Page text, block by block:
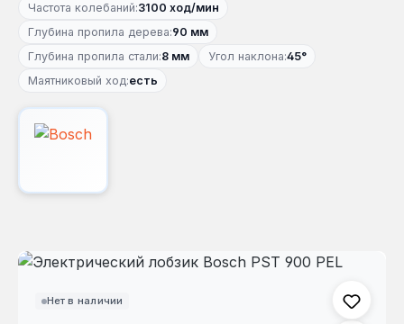
Частота колебаний:3100 ход/мин
Глубина пропила дерева:90 мм
Глубина пропила стали:8 мм Угол наклона:45°
Маятниковый ход:есть
Нет в наличии
Пропустить галерею изображений